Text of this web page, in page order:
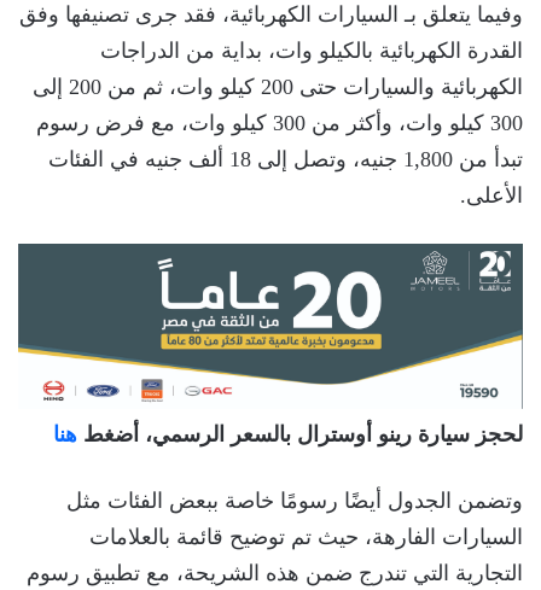
وفيما يتعلق بـ السيارات الكهربائية، فقد جرى تصنيفها وفق
القدرة الكهربائية بالكيلو وات، بداية من الدراجات
الكهربائية والسيارات حتى 200 كيلو وات، ثم من 200 إلى
300 كيلو وات، وأكثر من 300 كيلو وات، مع فرض رسوم
تبدأ من 1,800 جنيه، وتصل إلى 18 ألف جنيه في الفئات
الأعلى.
لحجز سيارة رينو أوسترال بالسعر الرسمي، أضغط هنا
وتضمن الجدول أيضًا رسومًا خاصة ببعض الفئات مثل
السيارات الفارهة، حيث تم توضيح قائمة بالعلامات
التجارية التي تندرج ضمن هذه الشريحة، مع تطبيق رسوم